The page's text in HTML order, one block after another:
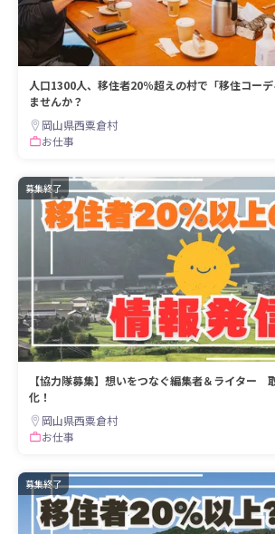
人口1300人、移住者20％超えの村で「移住コー
ませんか？
岡山県西粟倉村
お仕事
募集終了
【協力隊募集】想いをつなぐ編集者＆ライター
化！
岡山県西粟倉村
お仕事
募集終了